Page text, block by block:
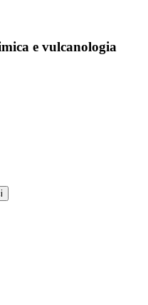
e vulcanologia